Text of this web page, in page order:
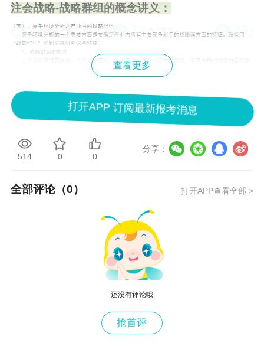
注会战略-战略群组的概念讲义：
【老师介绍】
查看更多
打开APP 订阅最新报考消息
514 0 0
分享：
全部评论（0） 打开APP查看全部 >
还没有评论哦
抢首评